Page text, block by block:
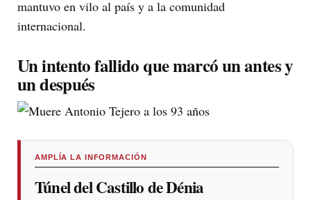
mantuvo en vilo al país y a la comunidad
internacional.
Un intento fallido que marcó un antes y
un después
AMPLÍA LA INFORMACIÓN
Túnel del Castillo de Dénia